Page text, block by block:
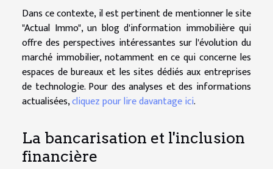
Dans ce contexte, il est pertinent de mentionner le site
"Actual Immo", un blog d'information immobilière qui
offre des perspectives intéressantes sur l'évolution du
marché immobilier, notamment en ce qui concerne les
espaces de bureaux et les sites dédiés aux entreprises
de technologie. Pour des analyses et des informations
actualisées,cliquez pour lire davantage ici.
La bancarisation et l'inclusion
financière